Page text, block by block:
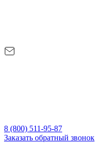
8 (800) 511-95-87
Заказать обратный звонок